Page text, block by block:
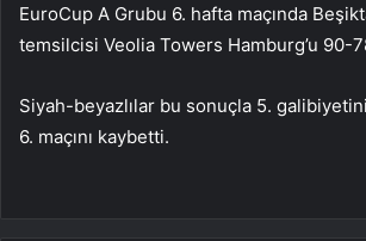
EuroCup A Grubu 6. hafta maçında
temsilcisi Veolia Towers Hamburg’u 90-
Siyah-beyazlılar bu sonuçla 5.
6. maçını kaybetti.